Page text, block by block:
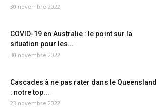
30 novembre 2022
COVID-19 en Australie : le point sur la
situation pour les...
30 novembre 2022
Cascades à ne pas rater dans le Queensland
: notre top...
23 novembre 2022